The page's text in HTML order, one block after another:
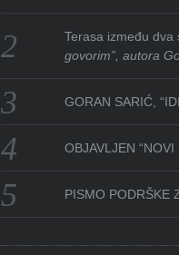
Terasa između
govorim”, autora
GORAN SARIĆ,
OBJAVLJEN
PISMO PODRŠKE